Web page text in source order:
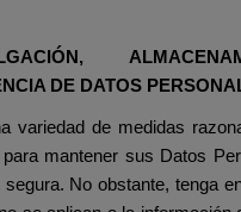
DE DATOS
variedad de medidas
mantener sus Datos
No obstante, tenga